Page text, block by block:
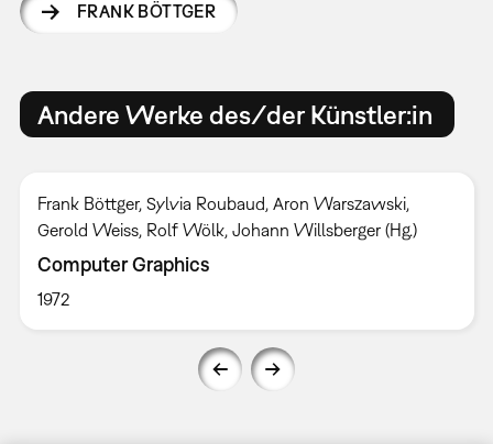
FRANK BÖTTGER
Andere Werke des/der Künstler:in
Frank Böttger, Sylvia Roubaud, Aron Warszawski,
Gerold Weiss, Rolf Wölk, Johann Willsberger (Hg.)
Computer Graphics
1972